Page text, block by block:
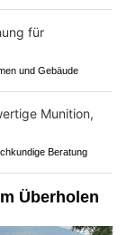
und Gebäude
Beratung
Überholen